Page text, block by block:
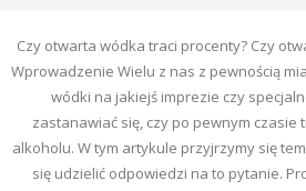
Czy otwarta wódka traci procenty? Czy
Wprowadzenie Wielu z nas z pewnością
wódki na jakiejś imprezie czy
zastanawiać się, czy po pewnym czasie
alkoholu. W tym artykule przyjrzymy się
się udzielić odpowiedzi na to pytanie.